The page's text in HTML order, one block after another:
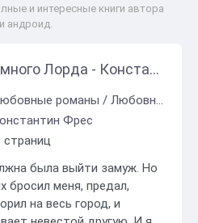
и интересные книги автора
андроид.
Светлая любовь Темного Лорда - Константин Фрес
романы / Любовно-фантастические романы
Фрес
страниц
была выйти замуж. Но
бросил меня, предал,
на весь город, и